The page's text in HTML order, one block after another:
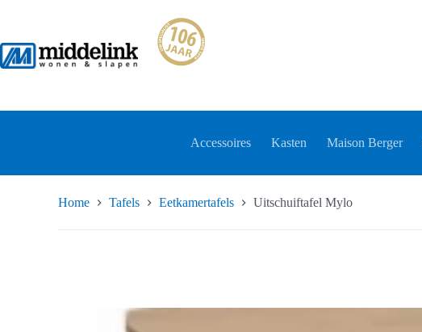
inhoud
Accessoires Kasten Maison Berger
Home Tafels Eetkamertafels Uitschuiftafel Mylo